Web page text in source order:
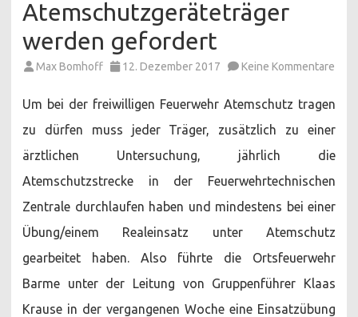
Atemschutzgeräteträger
werden gefordert
Max Bomhoff 12. Dezember 2017 Keine Kommentare
Um bei der freiwilligen Feuerwehr Atemschutz tragen
zu dürfen muss jeder Träger, zusätzlich zu einer
ärztlichen Untersuchung, jährlich die
Atemschutzstrecke in der Feuerwehrtechnischen
Zentrale durchlaufen haben und mindestens bei einer
Übung/einem Realeinsatz unter Atemschutz
gearbeitet haben. Also führte die Ortsfeuerwehr
Barme unter der Leitung von Gruppenführer Klaas
Krause in der vergangenen Woche eine Einsatzübung